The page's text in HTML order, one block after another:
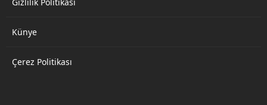
Künye
Çerez Politikası